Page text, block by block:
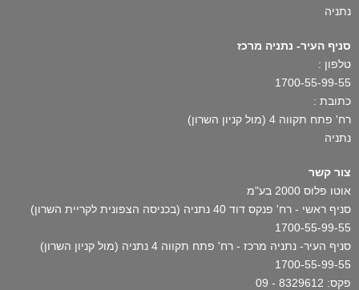
נתניה
סניף העיר- נתניה מרכז
טלפון :
1700-55-99-55
כתובת :
רח' פתח תקווה 4 (מול קניון השרון)
נתניה
צור קשר
אוטו פלוס 2000 בע"מ
סניף ראשי - רח' פנקס דוד 40 נתניה (בכניסה הצפונית לקריית השרון)
1700-55-99-55
סניף העיר- נתניה מרכז - רח' פתח תקווה 4 נתניה (מול קניון השרון)
1700-55-99-55
פקס: 8329612 - 09